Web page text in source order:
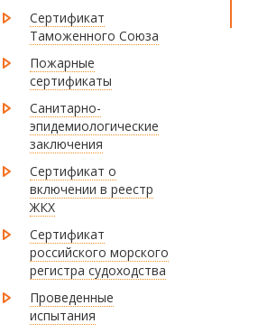
Сертификат
Таможенного Союза
Пожарные
сертификаты
Санитарно-
эпидемиологические
заключения
Сертификат о
включении в реестр
ЖКХ
Сертификат
российского морского
регистра судоходства
Проведенные
испытания